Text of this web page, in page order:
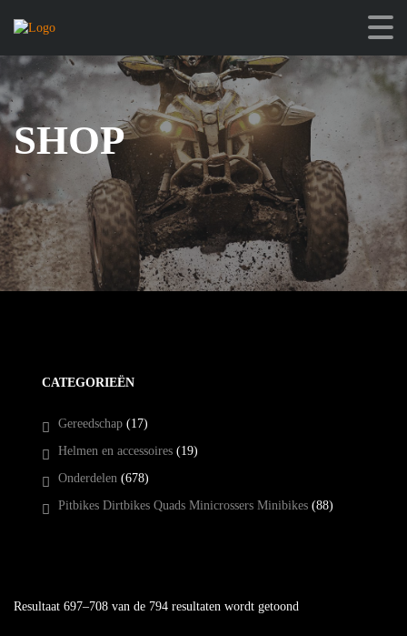
SHOP
Resultaat 697–708 van de 794 resultaten wordt getoond
CATEGORIEËN
Gereedschap (17)
Helmen en accessoires (19)
Onderdelen (678)
Pitbikes Dirtbikes Quads Minicrossers Minibikes (88)